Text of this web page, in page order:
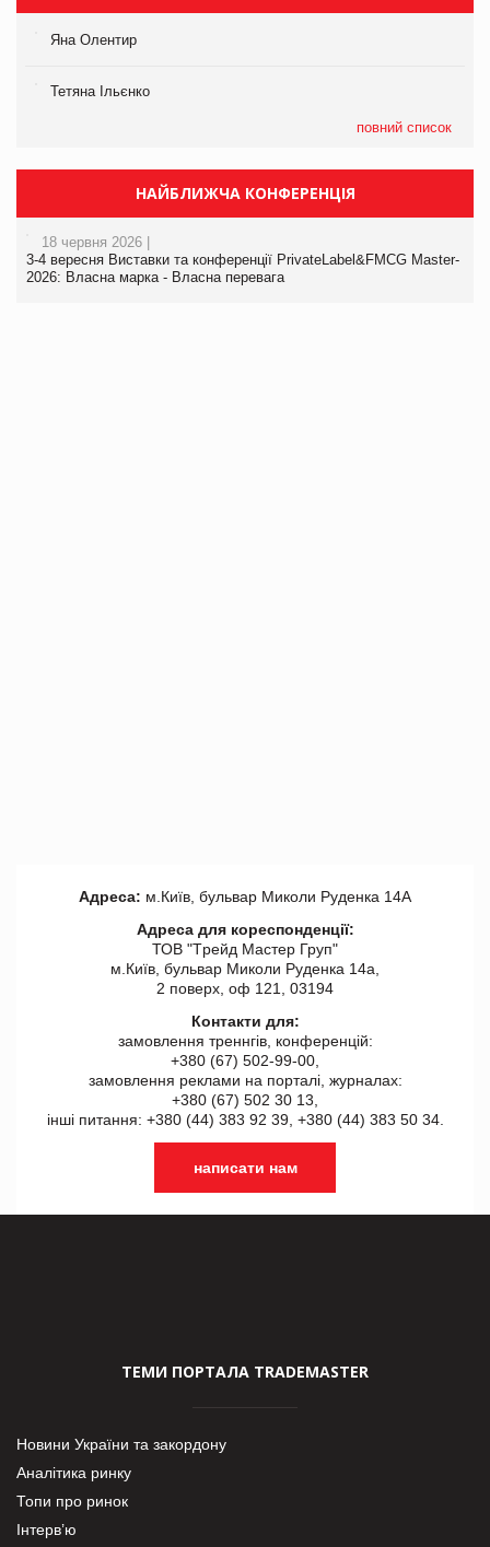
Яна Олентир
Тетяна Ільєнко
повний список
НАЙБЛИЖЧА КОНФЕРЕНЦІЯ
18 червня 2026 |
3-4 вересня Виставки та конференції PrivateLabel&FMCG Master-
2026: Власна марка - Власна перевага
Адреса: м.Київ, бульвар Миколи Руденка 14А
Адреса для кореспонденції:
ТОВ "Tрейд Мастер Груп"
м.Київ, бульвар Миколи Руденка 14а,
2 поверх, оф 121, 03194
Контакти для:
замовлення треннгів, конференцій:
+380 (67) 502-99-00,
замовлення реклами на порталі, журналах:
+380 (67) 502 30 13,
інші питання: +380 (44) 383 92 39, +380 (44) 383 50 34.
написати нам
ТЕМИ ПОРТАЛА TRADEMASTER
Новини України та закордону
Аналітика ринку
Топи про ринок
Інтерв’ю